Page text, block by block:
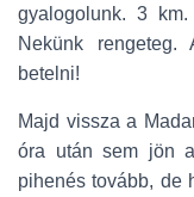
gyalogolunk. 3
Nekünk
betelni!
Majd vissza a
óra után sem jön
pihenés tovább, de